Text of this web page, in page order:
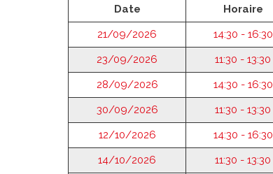
Date Horaire
21/09/2026
14:30 - 16:30
23/09/2026
11:30 - 13:30
28/09/2026
14:30 - 16:30
30/09/2026
11:30 - 13:30
12/10/2026
14:30 - 16:30
14/10/2026
11:30 - 13:30